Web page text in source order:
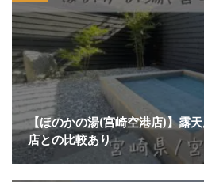
【ほのかの湯(宮崎空港店)】露
店との比較あり